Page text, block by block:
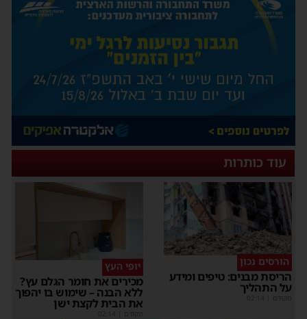
עוד כותרות
הורסים נכון
הריסת מבנים: טיפים ומידע
על התהליך
מקודם
יופי העץ
מכירים את חומר הגלם עץ?
ללא הבנה – שימוש בו יהפוך
את הבית לקצת ישן
מקודם